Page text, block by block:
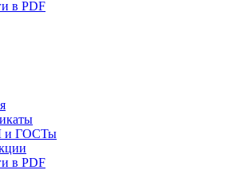
в PDF
и ГОСТы
в PDF